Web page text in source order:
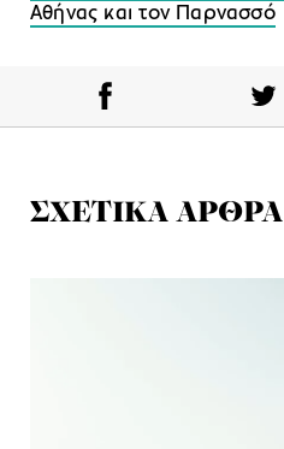
Αθήνας και τον Παρνασσό
ΣΧΕΤΙΚΑ ΑΡΘΡΑ